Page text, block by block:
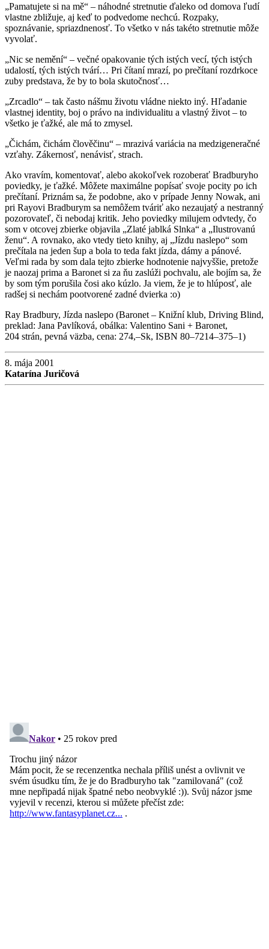
„Pamatujete si na mě“ – náhodné stretnutie ďaleko od domova ľudí
vlastne zbližuje, aj keď to podvedome nechcú. Rozpaky,
spoznávanie, spriazdnenosť. To všetko v nás takéto stretnutie môže
vyvolať.
„Nic se nemění“ – večné opakovanie tých istých vecí, tých istých
udalostí, tých istých tvárí… Pri čítaní mrazí, po prečítaní rozdrkoce
zuby predstava, že by to bola skutočnosť…
„Zrcadlo“ – tak často nášmu životu vládne niekto iný. Hľadanie
vlastnej identity, boj o právo na individualitu a vlastný život – to
všetko je ťažké, ale má to zmysel.
„Čichám, čichám člověčinu“ – mrazivá variácia na medzigeneračné
vzťahy. Zákernosť, nenávisť, strach.
Ako vravím, komentovať, alebo akokoľvek rozoberať Bradburyho
poviedky, je ťažké. Môžete maximálne popísať svoje pocity po ich
prečítaní. Priznám sa, že podobne, ako v prípade Jenny Nowak, ani
pri Rayovi Bradburym sa nemôžem tváriť ako nezaujatý a nestranný
pozorovateľ, či nebodaj kritik. Jeho poviedky milujem odvtedy, čo
som v otcovej zbierke objavila „Zlaté jablká Slnka“ a „Ilustrovanú
ženu“. A rovnako, ako vtedy tieto knihy, aj „Jízdu naslepo“ som
prečítala na jeden šup a bola to teda fakt jízda, dámy a pánové.
Veľmi rada by som dala tejto zbierke hodnotenie najvyššie, pretože
je naozaj prima a Baronet si za ňu zaslúži pochvalu, ale bojím sa, že
by som tým porušila čosi ako kúzlo. Ja viem, že je to hlúposť, ale
radšej si nechám pootvorené zadné dvierka :o)
Ray Bradbury, Jízda naslepo (Baronet – Knižní klub, Driving Blind,
preklad: Jana Pavlíková, obálka: Valentino Sani + Baronet,
204 strán, pevná väzba, cena: 274,–Sk, ISBN 80–7214–375–1)
8. mája 2001
Katarína Juričová